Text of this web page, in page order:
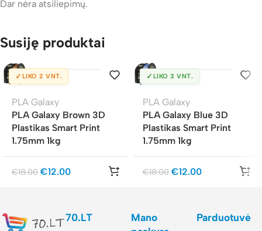
Dar nėra atsiliepimų.
Susiję produktai
✓ LIKO 2 VNT.
PLA Galaxy
PLA Galaxy Brown 3D
Plastikas Smart Print
1.75mm 1kg
€18.00 €12.00
✓ LIKO 3 VNT.
PLA Galaxy
PLA Galaxy Blue 3D
Plastikas Smart Print
1.75mm 1kg
€18.00 €12.00
70.LT
Mano
Parduotuvė